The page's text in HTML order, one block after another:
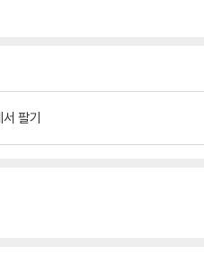
팔기